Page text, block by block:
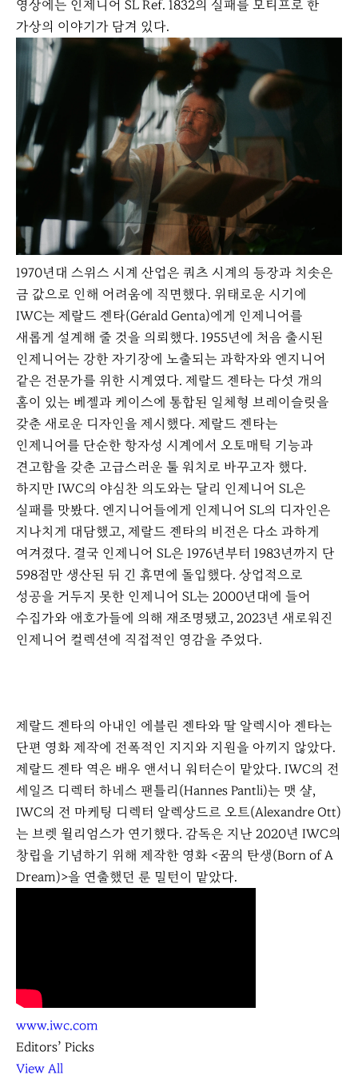
영상에는 인제니어 SL Ref. 1832의 실패를 모티프로 한
가상의 이야기가 담겨 있다.
다
음
1970년대 스위스 시계 산업은 쿼츠 시계의 등장과 치솟은
금 값으로 인해 어려움에 직면했다. 위태로운 시기에
IWC는 제랄드 젠타(Gérald Genta)에게 인제니어를
새롭게 설계해 줄 것을 의뢰했다. 1955년에 처음 출시된
인제니어는 강한 자기장에 노출되는 과학자와 엔지니어
같은 전문가를 위한 시계였다. 제랄드 젠타는 다섯 개의
홈이 있는 베젤과 케이스에 통합된 일체형 브레이슬릿을
갖춘 새로운 디자인을 제시했다. 제랄드 젠타는
인제니어를 단순한 항자성 시계에서 오토매틱 기능과
견고함을 갖춘 고급스러운 툴 워치로 바꾸고자 했다.
하지만 IWC의 야심찬 의도와는 달리 인제니어 SL은
실패를 맛봤다. 엔지니어들에게 인제니어 SL의 디자인은
지나치게 대담했고, 제랄드 젠타의 비전은 다소 과하게
여겨졌다. 결국 인제니어 SL은 1976년부터 1983년까지 단
598점만 생산된 뒤 긴 휴면에 돌입했다. 상업적으로
성공을 거두지 못한 인제니어 SL는 2000년대에 들어
수집가와 애호가들에 의해 재조명됐고, 2023년 새로워진
인제니어 컬렉션에 직접적인 영감을 주었다.
제랄드 젠타의 아내인 에블린 젠타와 딸 알렉시아 젠타는
단편 영화 제작에 전폭적인 지지와 지원을 아끼지 않았다.
제랄드 젠타 역은 배우 앤서니 워터슨이 맡았다. IWC의 전
세일즈 디렉터 하네스 팬틀리(Hannes Pantli)는 맷 샬,
IWC의 전 마케팅 디렉터 알렉상드르 오트(Alexandre Ott)
는 브렛 윌리엄스가 연기했다. 감독은 지난 2020년 IWC의
창립을 기념하기 위해 제작한 영화 <꿈의 탄생(Born of A
Dream)>을 연출했던 룬 밀턴이 맡았다.
www.iwc.com
Editors’ Picks
View All